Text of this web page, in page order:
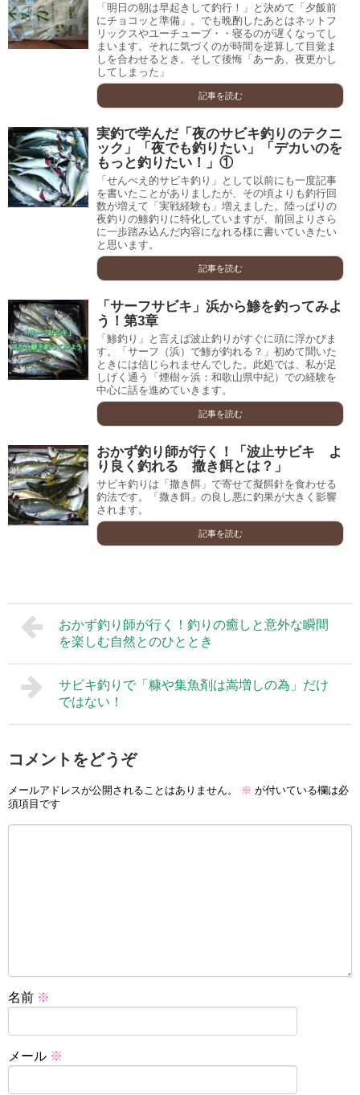
「明日の朝は早起きして釣行！」と決めて「夕飯前
にチョコッと準備」。でも晩酌したあとはネットフ
リックスやユーチューブ・・寝るのが遅くなってし
まいます。それに気づくのが時間を逆算して目覚ま
しを合わせるとき。そして後悔「あーあ、夜更かし
してしまった」
記事を読む
実釣で学んだ「夜のサビキ釣りのテクニ
ック」「夜でも釣りたい」「デカいのを
もっと釣りたい！」①
「せんべえ的サビキ釣り」として以前にも一度記事
を書いたことがありましたが、その頃よりも釣行回
数が増えて「実戦経験も」増えました。陸っぱりの
夜釣りの鯵釣りに特化していますが、前回よりさら
に一歩踏み込んだ内容になれる様に書いていきたい
と思います。
記事を読む
「サーフサビキ」浜から鯵を釣ってみよ
う！第3章
「鯵釣り」と言えば波止釣りがすぐに頭に浮かびま
す。「サーフ（浜）で鯵が釣れる？」初めて聞いた
ときには信じられませんでした。此処では、私が足
しげく通う「煙樹ヶ浜：和歌山県中紀）での経験を
中心に話を進めていきます。
記事を読む
おかず釣り師が行く！「波止サビキ よ
り良く釣れる 撒き餌とは？」
サビキ釣りは「撒き餌」で寄せて擬餌針を食わせる
釣法です。「撒き餌」の良し悪に釣果が大きく影響
されます。
記事を読む
おかず釣り師が行く！釣りの癒しと意外な瞬間
を楽しむ自然とのひととき
サビキ釣りで「糠や集魚剤は嵩増しの為」だけ
ではない！
コメントをどうぞ
メールアドレスが公開されることはありません。 ※ が付いている欄は必
須項目です
名前 ※
メール ※